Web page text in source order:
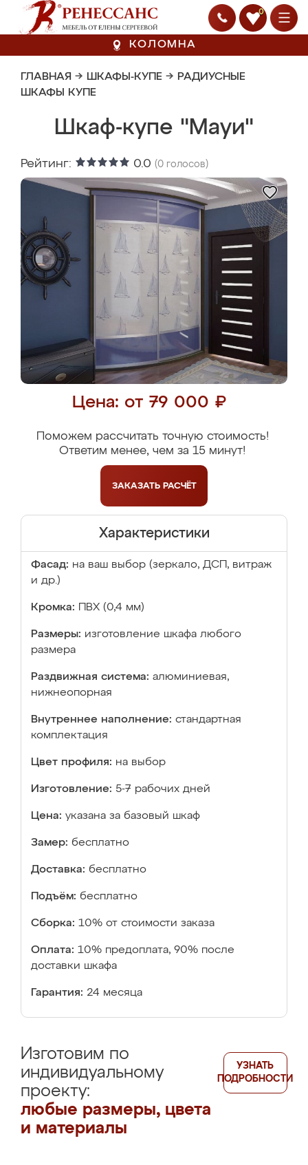
0
КОЛОМНА
ГЛАВНАЯ → ШКАФЫ-КУПЕ → РАДИУСНЫЕ
ШКАФЫ КУПЕ
Шкаф-купе "Мауи"
Рейтинг: 0.0 (0 голосов)
Цена: от 79 000 ₽
Поможем рассчитать точную стоимость!
Ответим менее, чем за 15 минут!
ЗАКАЗАТЬ РАСЧЁТ
Характеристики
Фасад: на ваш выбор (зеркало, ДСП, витраж
и др.)
Кромка: ПВХ (0,4 мм)
Размеры: изготовление шкафа любого
размера
Раздвижная система: алюминиевая,
нижнеопорная
Внутреннее наполнение: стандартная
комплектация
Цвет профиля: на выбор
Изготовление: 5-7 рабочих дней
Цена: указана за базовый шкаф
Замер: бесплатно
Доставка: бесплатно
Подъём: бесплатно
Сборка: 10% от стоимости заказа
Оплата: 10% предоплата, 90% после
доставки шкафа
Гарантия: 24 месяца
Изготовим по
индивидуальному
проекту:
любые размеры, цвета
и материалы
УЗНАТЬ
ПОДРОБНОСТИ